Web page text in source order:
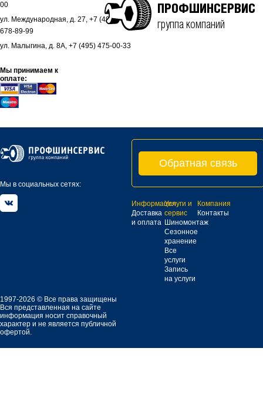
00
ул. Международная, д. 27, +7 (495)
678-89-99
ул. Малыгина, д. 8А, +7 (495) 475-00-33
Мы принимаем к
оплате:
ПРОФШИНСЕРВИС
группа компаний
Мы в социальных сетях:
Обратная связь
Информация
Доставка
и оплата
Услуги и
сервис
Шиномонтаж
Сезонное
хранение
Все
услуги
Запись
на услуги
Компания
Контакты
1997-2026 © Все права защищены
Вся представленная на сайте
информация носит справочный
характер и не является публичной
офертой.